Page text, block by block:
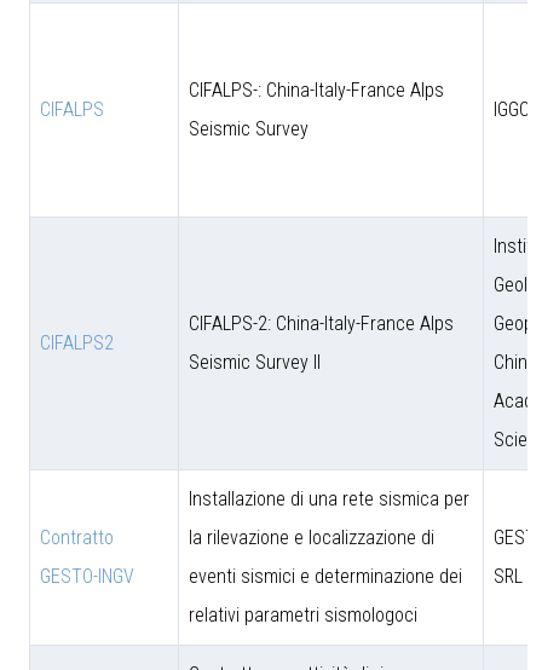
CIFALPS
CIFALPS-: China-Italy-France Alps
Seismic Survey
CIFALPS2
CIFALPS-2: China-Italy-France Alps
Seismic Survey II
Contratto
GESTO-INGV
Installazione di una rete sismica per
la rilevazione e localizzazione di
eventi sismici e determinazione dei
relativi parametri sismologoci
SRL